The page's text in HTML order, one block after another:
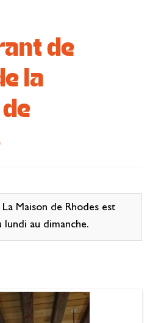
de
la
Maison de Rhodes est
au dimanche.